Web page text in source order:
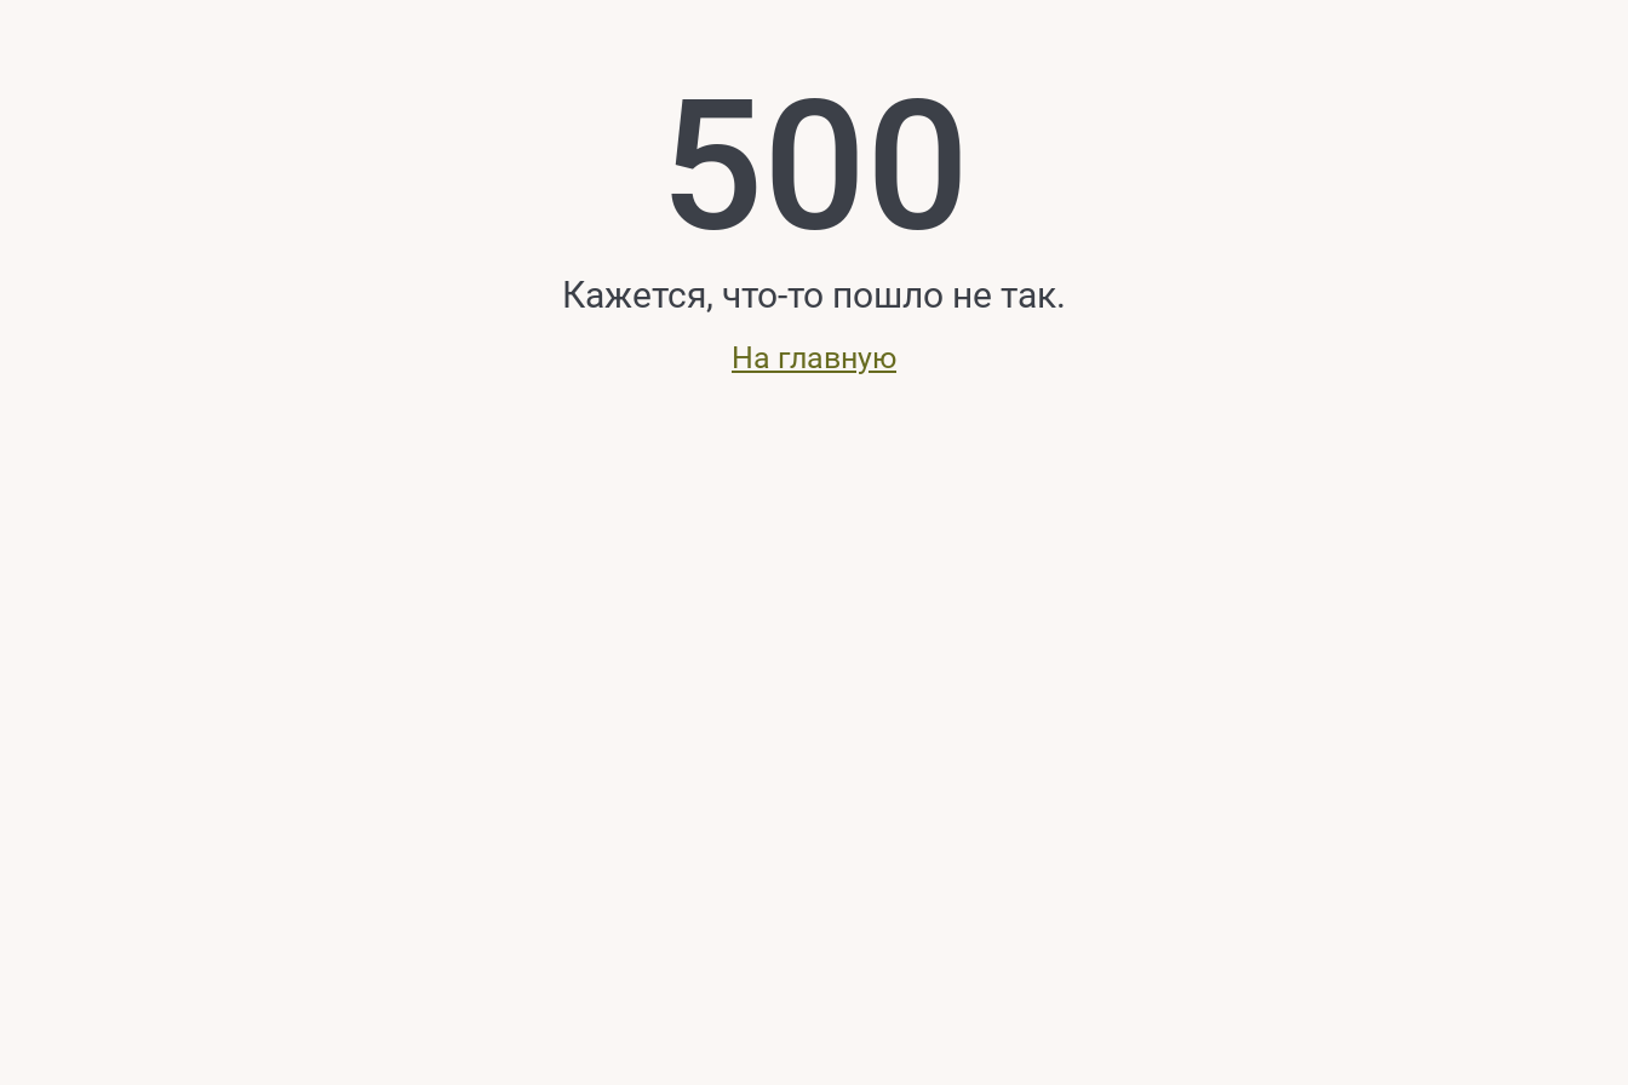
500
Кажется, что-то пошло не так.
На главную